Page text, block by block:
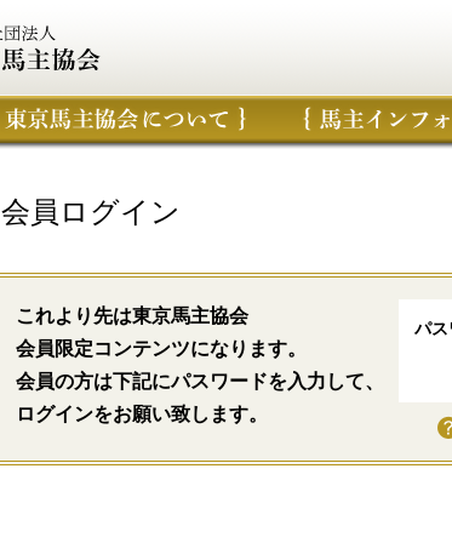
会員ログイン
これより先は東京馬主協会
会員限定コンテンツになります。
会員の方は下記にパスワードを入力して、
ログインをお願い致します。
パス